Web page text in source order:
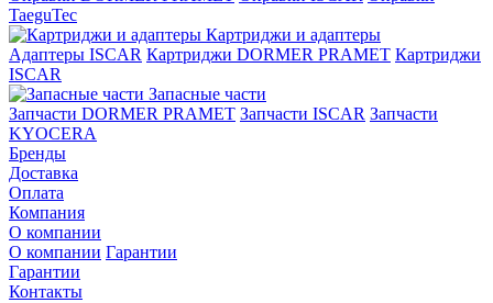
TaeguTec
Картриджи и адаптеры
Адаптеры ISCAR Картриджи DORMER PRAMET Картриджи
ISCAR
Запасные части
Запчасти DORMER PRAMET Запчасти ISCAR Запчасти
KYOCERA
Бренды
Доставка
Оплата
Компания
О компании
О компании Гарантии
Гарантии
Контакты